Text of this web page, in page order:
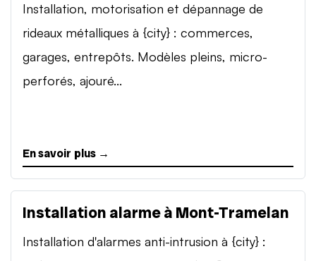
Installation, motorisation et dépannage de
rideaux métalliques à {city} : commerces,
garages, entrepôts. Modèles pleins, micro-
perforés, ajouré...
En savoir plus →
Installation alarme à Mont-Tramelan
Installation d'alarmes anti-intrusion à {city} :